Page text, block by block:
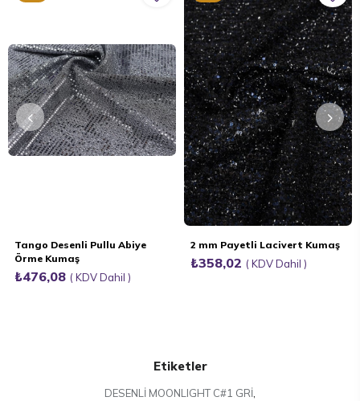
Tango Desenli Pullu Abiye
Örme Kumaş
₺476,08 KDV Dahil
2 mm Payetli Lacivert Kumaş
₺358,02 KDV Dahil
Ürün
Etiketler
DESENLİ MOONLIGHT C#1 GRİ